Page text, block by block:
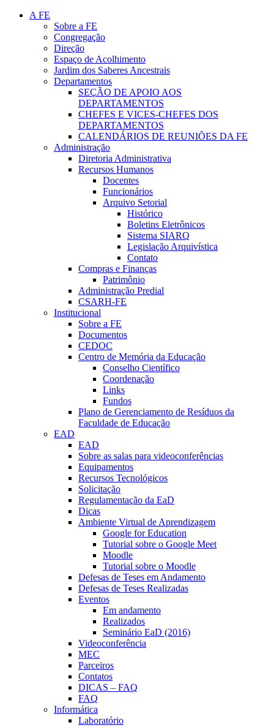
A FE
Sobre a FE
Congregação
Direção
Espaço de Acolhimento
Jardim dos Saberes Ancestrais
Departamentos
SEÇÃO DE APOIO AOS
DEPARTAMENTOS
CHEFES E VICES-CHEFES DOS
DEPARTAMENTOS
CALENDÁRIOS DE REUNIÕES DA FE
Administração
Diretoria Administrativa
Recursos Humanos
Docentes
Funcionários
Arquivo Setorial
Histórico
Boletins Eletrônicos
Sistema SIARQ
Legislação Arquivística
Contato
Compras e Finanças
Patrimônio
Administração Predial
CSARH-FE
Institucional
Sobre a FE
Documentos
CEDOC
Centro de Memória da Educação
Conselho Científico
Coordenação
Links
Fundos
Plano de Gerenciamento de Resíduos da
Faculdade de Educação
EAD
EAD
Sobre as salas para videoconferências
Equipamentos
Recursos Tecnológicos
Solicitação
Regulamentação da EaD
Dicas
Ambiente Virtual de Aprendizagem
Google for Education
Tutorial sobre o Google Meet
Moodle
Tutorial sobre o Moodle
Defesas de Teses em Andamento
Defesas de Teses Realizadas
Eventos
Em andamento
Realizados
Seminário EaD (2016)
Videoconferência
MEC
Parceiros
Contatos
DICAS – FAQ
FAQ
Informática
Laboratório